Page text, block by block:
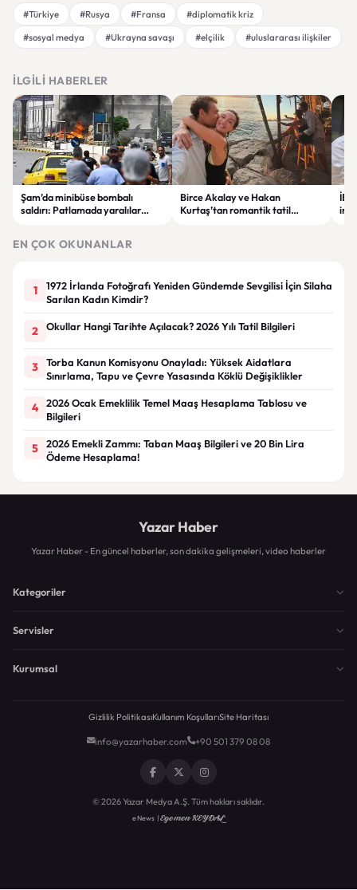
#Türkiye #Rusya #Fransa
#diplomatik kriz
#sosyal medya
#Ukrayna savaşı #elçilik #uluslararası ilişkiler
İLGILI HABERLER
Şam’da minibüse bombalı
saldırı: Patlamada yaralılar
Birce Akalay ve Hakan
Kurtaş’tan romantik tatil
EN ÇOK OKUNANLAR
1
1972 İrlanda Fotoğrafı Yeniden Gündemde Sevgilisi İçin Silaha
Sarılan Kadın Kimdir?
2 Okullar Hangi Tarihte Açılacak? 2026 Yılı Tatil Bilgileri
3
Torba Kanun Komisyonu Onayladı: Yüksek Aidatlara
Sınırlama, Tapu ve Çevre Yasasında Köklü Değişiklikler
4
2026 Ocak Emeklilik Temel Maaş Hesaplama Tablosu ve
Bilgileri
5
2026 Emekli Zammı: Taban Maaş Bilgileri ve 20 Bin Lira
Ödeme Hesaplama!
Yazar Haber
Yazar Haber - En güncel haberler, son dakika gelişmeleri, video haberler
Kategoriler
Servisler
Kurumsal
Gizlilik PolitikasıKullanım KoşullarıSite Haritası
info@yazarhaber.com +90 501 379 08 08
© 2026 Yazar Medya A.Ş. Tüm hakları saklıdır.
eNews |Egemen KEYDAL